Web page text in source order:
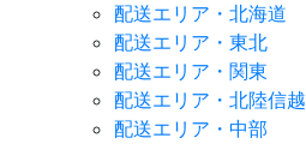
配送エリア・北海道
配送エリア・東北
配送エリア・関東
配送エリア・北陸信越
配送エリア・中部